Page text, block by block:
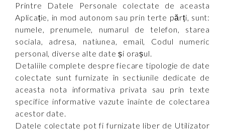
Printre Datele Personale colectate de aceasta
Aplicație, in mod autonom sau prin terte părți, sunt:
numele, prenumele, numarul de telefon, starea
sociala, adresa, natiunea, email, Codul numeric
personal, diverse alte date și orașul.
Detaliile complete despre fiecare tipologie de date
colectate sunt furnizate în sectiunile dedicate de
aceasta nota informativa privata sau prin texte
specifice informative vazute înainte de colectarea
acestor date.
Datele colectate pot fi furnizate liber de Utilizator